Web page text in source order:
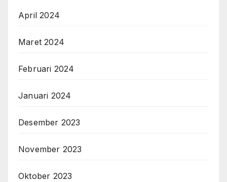
April 2024
Maret 2024
Februari 2024
Januari 2024
Desember 2023
November 2023
Oktober 2023